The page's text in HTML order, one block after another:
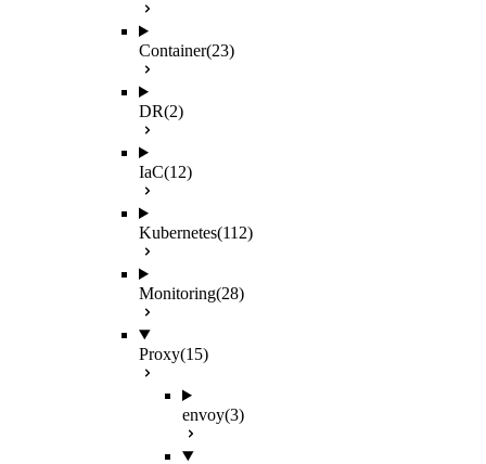
Container(23)
DR(2)
IaC(12)
Kubernetes(112)
Monitoring(28)
Proxy(15)
envoy(3)